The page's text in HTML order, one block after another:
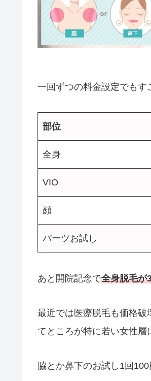
一回ずつの料金設定でもす
部位
全身
VIO
顔
パーツお試し
あと開院記念で全身脱毛が
最近では医療脱毛も価格破
てところが特に若い女性層
脇とか鼻下のお試し1回